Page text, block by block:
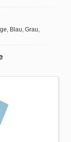
Blau, Grau,